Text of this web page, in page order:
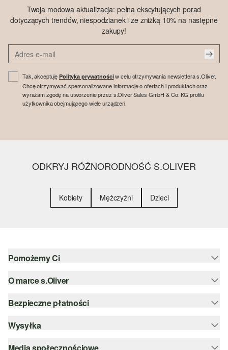
Twoja modowa aktualizacja: pełna ekscytujących porad
dotyczących trendów, niespodzianek i ze zniżką 10% na następne
zakupy!
Tak, akceptujęPolityka prywatnościw celu otrzymywania newslettera s.Oliver.
Chcę otrzymywać spersonalizowane informacje o ofertach i produktach oraz
wyrażam zgodę na utworzenie przez s.Oliver Sales GmbH & Co. KG profilu
użytkownika obejmującego wiele urządzeń.
ODKRYJ RÓŻNORODNOŚĆ S.OLIVER
Kobiety Mężczyźni Dzieci
Pomożemy Ci
Pomoc i FAQ
Porady dotyczące rozmiarów
Kategorie
O marce s.Oliver
Newsletter
s.Oliver Group
Bezpieczne płatności
PayPal
Klarna
Wysyłka
DHL PL